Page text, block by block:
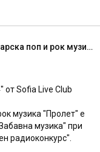
Пролет 2024 | Конкурс за нова българска поп и рок музика
от Sofia Live Club
музика "Пролет" е
музика" при
радиоконкурс".